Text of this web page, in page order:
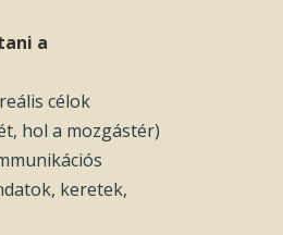
a
célok
hol a mozgástér)
keretek,